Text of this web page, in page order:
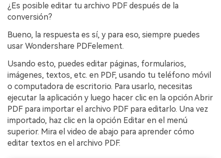
¿Es posible editar tu archivo PDF después de la
conversión?
Bueno, la respuesta es sí, y para eso, siempre puedes
usar Wondershare PDFelement.
Usando esto, puedes editar páginas, formularios,
imágenes, textos, etc. en PDF, usando tu teléfono móvil
o computadora de escritorio. Para usarlo, necesitas
ejecutar la aplicación y luego hacer clic en la opción Abrir
PDF para importar el archivo PDF para editarlo. Una vez
importado, haz clic en la opción Editar en el menú
superior. Mira el video de abajo para aprender cómo
editar textos en el archivo PDF.